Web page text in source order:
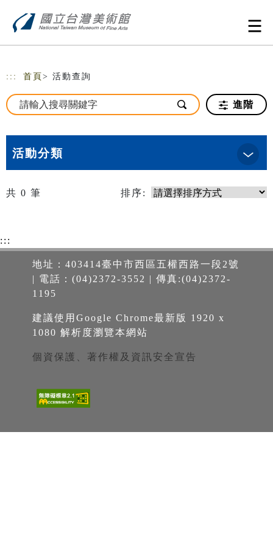
::: 首頁 > 活動查詢
進階
活動分類
共 0 筆 排序:
:::
地址：403414臺中市西區五權西路一段2號
| 電話：(04)2372-3552 | 傳真:(04)2372-
1195
建議使用Google Chrome最新版 1920 x
1080 解析度瀏覽本網站
個資保護、著作權及資訊安全宣告